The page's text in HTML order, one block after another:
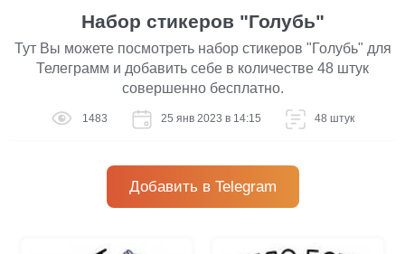
Набор стикеров "Голубь"
Тут Вы можете посмотреть набор стикеров "Голубь" для
Телеграмм и добавить себе в количестве 48 штук
совершенно бесплатно.
1483 25 янв 2023 в 14:15 48 штук
Добавить в Telegram